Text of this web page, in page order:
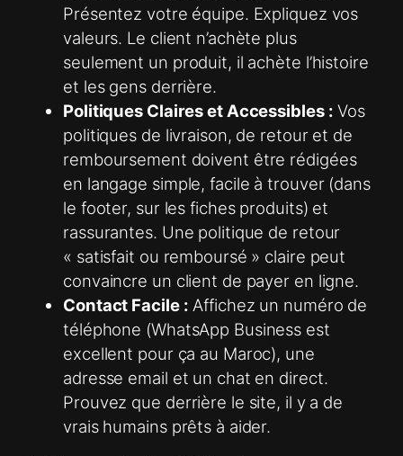
Présentez votre équipe. Expliquez vos
valeurs. Le client n’achète plus
seulement un produit, il achète l’histoire
et les gens derrière.
Politiques Claires et Accessibles : Vos
politiques de livraison, de retour et de
remboursement doivent être rédigées
en langage simple, facile à trouver (dans
le footer, sur les fiches produits) et
rassurantes. Une politique de retour
« satisfait ou remboursé » claire peut
convaincre un client de payer en ligne.
Contact Facile : Affichez un numéro de
téléphone (WhatsApp Business est
excellent pour ça au Maroc), une
adresse email et un chat en direct.
Prouvez que derrière le site, il y a de
vrais humains prêts à aider.